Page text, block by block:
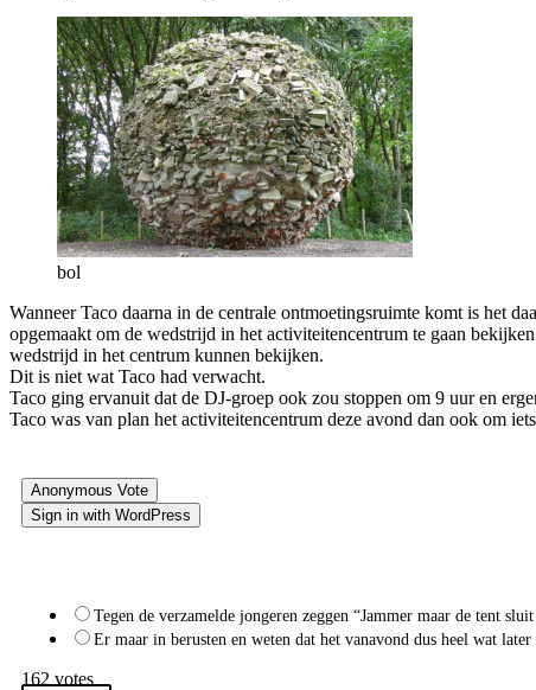
bol
Wanneer Taco daarna in de centrale ontmoetingsruimte komt is het
opgemaakt om de wedstrijd in het activiteitencentrum te gaan
wedstrijd in het centrum kunnen bekijken.
Dit is niet wat Taco had verwacht.
Taco ging ervanuit dat de DJ-groep ook zou stoppen om 9 uur en
Taco was van plan het activiteitencentrum deze avond dan ook om
Anonymous Vote
Sign in with WordPress
Tegen de verzamelde jongeren zeggen “Jammer maar de tent
Er maar in berusten en weten dat het vanavond dus heel wat
162 votes